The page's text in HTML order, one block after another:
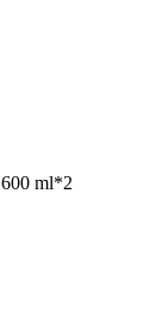
ml*2